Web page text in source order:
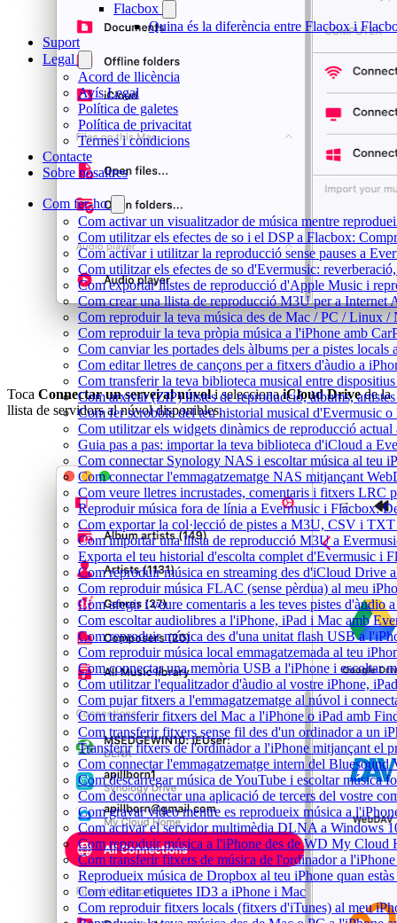
Flacbox
Quina és la diferència entre Flacbox i
Suport
Legal
Acord de llicència
Avís Legal
Política de galetes
Política de privacitat
Termes i condicions
Contacte
Sobre nosaltres
Com fer-ho
Com activar un visualitzador de música mentre
Com utilitzar els efectes de so i el DSP a Flacbox:
Com activar i utilitzar la reproducció sense pauses a
Com utilitzar els efectes de so d'Evermusic:
Com exportar llistes de reproducció d'Apple Music i
Com crear una llista de reproducció M3U per a
Com reproduir la teva música des de Mac / PC /
Com reproduir la teva pròpia música a l'iPhone amb
Com canviar les portades dels àlbums per a pistes
Com editar lletres de cançons per a fitxers d'àudio a
Com transferir la teva biblioteca musical entre
Com arxivar (ZIP) llistes de reproducció, àlbums,
Com fer scrobble del teu historial musical d'Evermusic
Com utilitzar els widgets dinàmics de reproducció
Guia pas a pas: importar la teva biblioteca d'iCloud a
Com connectar Synology NAS i escoltar música al teu
Com connectar l'emmagatzematge NAS mitjançant
Com veure lletres incrustades, comentaris i fitxers LRC
Reproduir música fora de línia a Evermusic i Flacbox:
Com exportar la col·lecció de pistes a M3U, CSV i
Com importar una llista de reproducció M3U a
Exporta el teu historial d'escolta complet d'Evermusic i
Com reproduir música en streaming des d'iCloud Drive
Com reproduir música FLAC (sense pèrdua) al meu
Com afegir i veure comentaris a les teves pistes
Com escoltar audiolibres a l'iPhone, iPad i Mac amb
Com reproduir música des d'una unitat flash USB a
Com reproduir música local emmagatzemada al teu
Com connectar una memòria USB a l'iPhone i escoltar
Com utilitzar l'equalitzador d'àudio al vostre iPhone,
Com pujar fitxers a l'emmagatzematge al núvol i
Com transferir fitxers del Mac a l'iPhone o iPad amb
Com transferir fitxers sense fil des d'un ordinador a un
Transferir fitxers de l'ordinador a l'iPhone mitjançant el
Com connectar l'emmagatzematge intern del
Com descarregar música de YouTube i escoltar música
Com desconnectar una aplicació de tercers del vostre
Com gravar vídeo mentre es reprodueix música a
Com activar el servidor multimèdia DLNA a Windows
Com reproduir música a l'iPhone des de WD My Cloud
Com transferir fitxers de música de l'ordinador a
Reprodueix música de Dropbox al teu iPhone quan
Com editar etiquetes ID3 a iPhone i Mac
Com reproduir fitxers locals (fitxers d'iTunes) al meu
Toca Connectar un servei al núvoli seleccionaiCloud Drivede la
llista de servidors al núvol disponibles.